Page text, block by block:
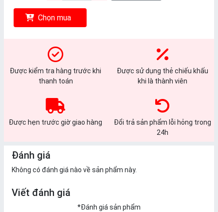
Chọn mua
Được kiểm tra hàng trước khi
thanh toán
Được sử dụng thẻ chiếu khấu
khi là thành viên
Được hẹn trước giờ giao hàng
Đổi trả sản phẩm lỗi hỏng trong
24h
Đánh giá
Không có đánh giá nào về sản phẩm này.
Viết đánh giá
*Đánh giá sản phẩm